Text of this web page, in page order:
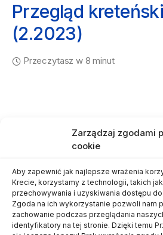
Zarządzaj zgodami
cookie
Aby zapewnić jak najlepsze wrażenia
Krecie, korzystamy z technologii, takich
przechowywania i uzyskiwania dostępu
Zgoda na ich wykorzystanie pozwoli nam
zachowanie podczas przeglądania
identyfikatory na tej stronie. Dzięki temu
Przegląd
(2.2023)
Przeczytasz w 8 minut
Mapa Krety O autorze